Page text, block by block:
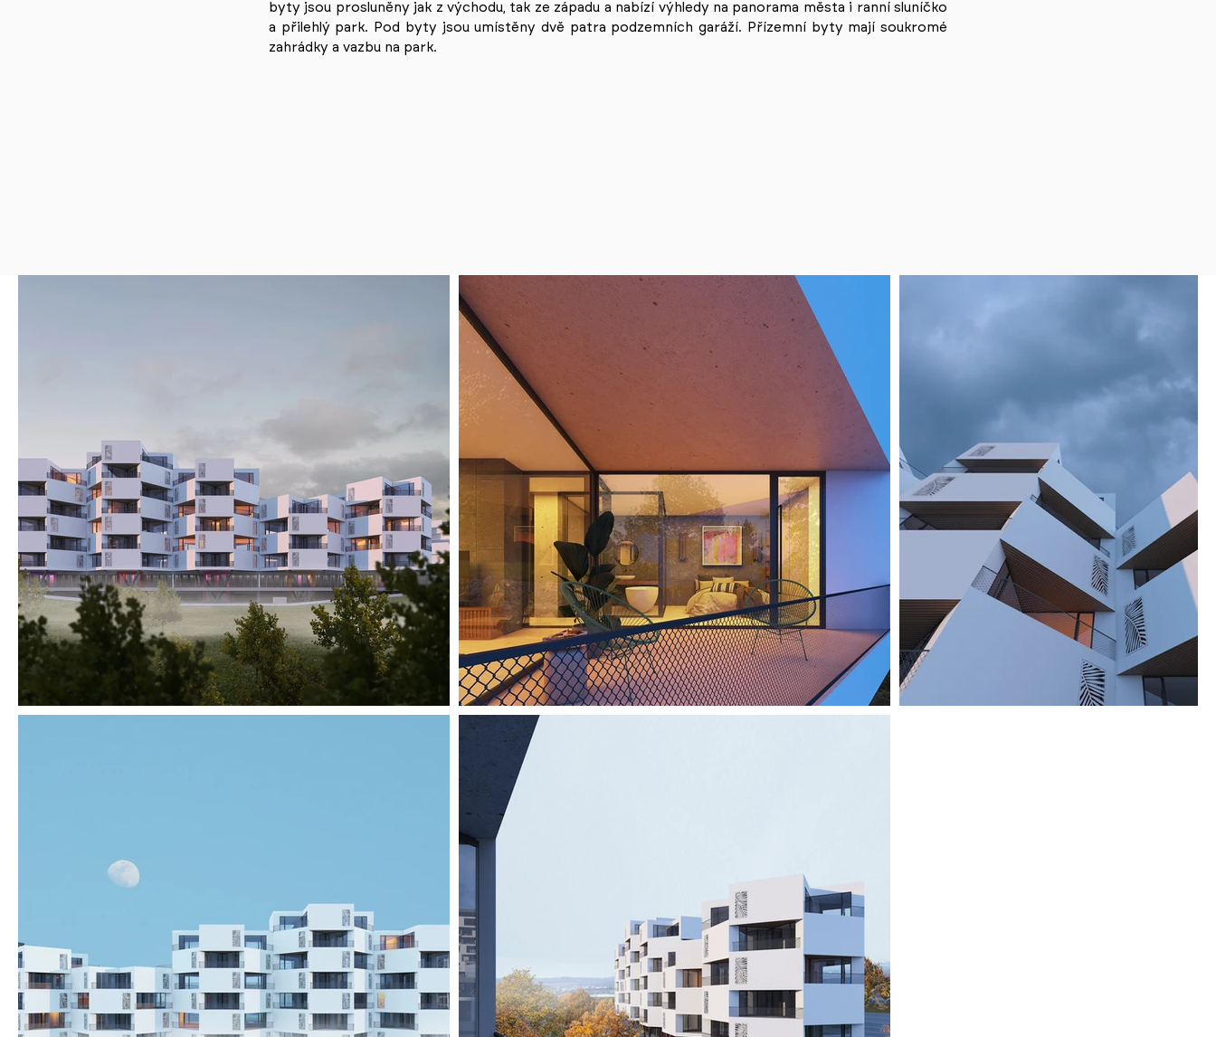
byty jsou prosluněny jak z východu, tak ze západu a nabízí výhledy na panorama města i ranní sluníčko
a přilehlý park. Pod byty jsou umístěny dvě patra podzemních garáží. Přízemní byty mají soukromé
zahrádky a vazbu na park.